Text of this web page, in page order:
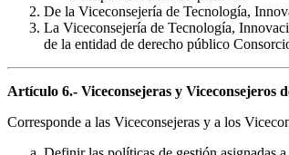
De la Viceconsejería de Tecnología,
La Viceconsejería de Tecnología,
de la entidad de derecho público
Artículo 6.- Viceconsejeras y Viceconsejeros
Corresponde a las Viceconsejeras y a los